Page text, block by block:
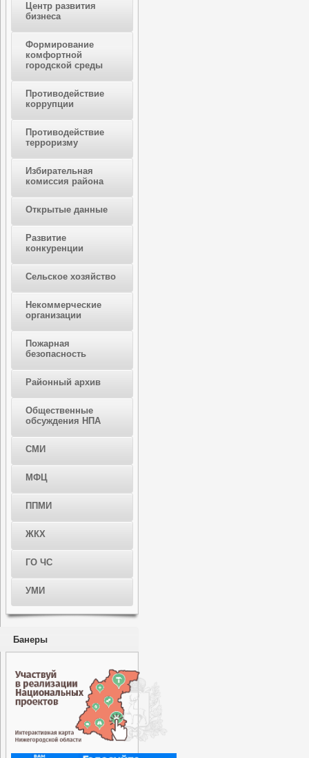
Центр развития
бизнеса
Формирование
комфортной
городской среды
Противодействие
коррупции
Противодействие
терроризму
Избирательная
комиссия района
Открытые данные
Развитие
конкуренции
Сельское хозяйство
Некоммерческие
организации
Пожарная
безопасность
Районный архив
Общественные
обсуждения НПА
СМИ
МФЦ
ППМИ
ЖКХ
ГО ЧС
УМИ
Банеры